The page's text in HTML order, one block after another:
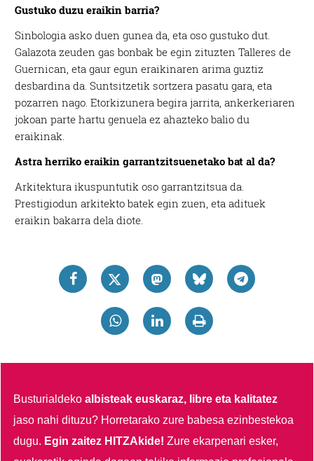
Gustuko duzu eraikin barria?
Sinbologia asko duen gunea da, eta oso gustuko dut.
Galazota zeuden gas bonbak be egin zituzten Talleres de
Guernican, eta gaur egun eraikinaren arima guztiz
desbardina da. Suntsitzetik sortzera pasatu gara, eta
pozarren nago. Etorkizunera begira jarrita, ankerkeriaren
jokoan parte hartu genuela ez ahazteko balio du
eraikinak.
Astra herriko eraikin garrantzitsuenetako bat al da?
Arkitektura ikuspuntutik oso garrantzitsua da.
Prestigiodun arkitekto batek egin zuen, eta adituek
eraikin bakarra dela diote.
Busturialdekoalbisteak euskaraz, libre eta kalitatez
jaso nahi dituzu? Horretarako zure babesa ezinbestekoa
dugu. Egin zaitez HITZAkide!Zure ekarpenari esker,